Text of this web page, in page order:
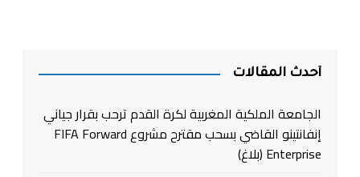
أحدث المقالات
الجامعة الملكية المغربية لكرة القدم ترحب بقرار جياني
إنفانتينو القاضي بسحب مقترح مشروع FIFA Forward
Enterprise (بلاغ)